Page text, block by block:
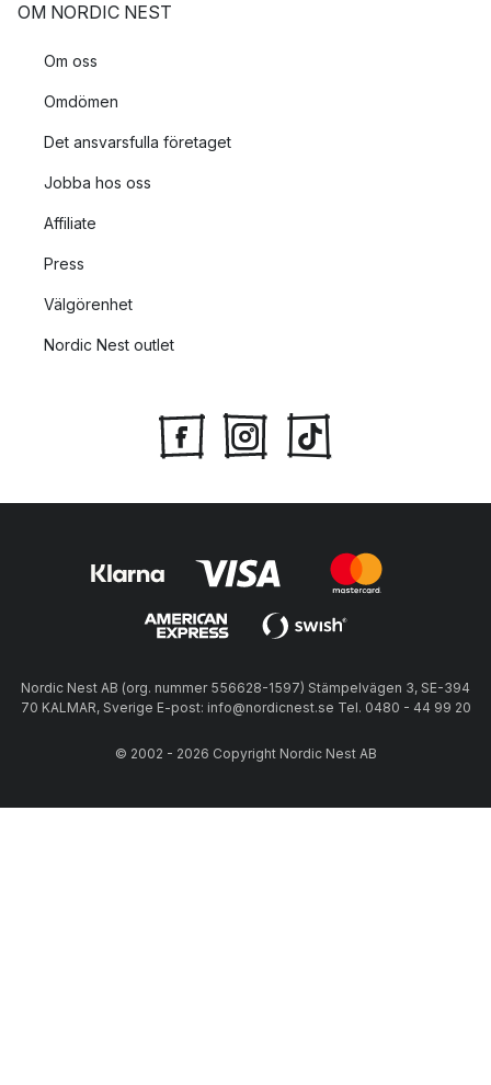
OM NORDIC NEST
Om oss
Omdömen
Det ansvarsfulla företaget
Jobba hos oss
Affiliate
Press
Välgörenhet
Nordic Nest outlet
Nordic Nest AB (org. nummer 556628-1597) Stämpelvägen 3, SE-394
70 KALMAR, Sverige E-post: info@nordicnest.se Tel. 0480 - 44 99 20
© 2002 - 2026 Copyright Nordic Nest AB